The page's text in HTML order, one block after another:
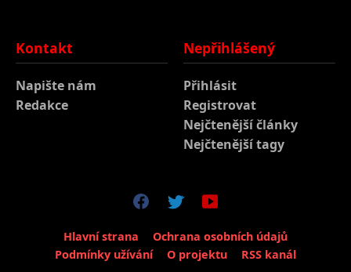
Kontakt
Napište nám
Redakce
Nepřihlášený
Přihlásit
Registrovat
Nejčtenější články
Nejčtenější tagy
Hlavní strana
Ochrana osobních údajů
Podmínky užívání
O projektu RSS kanál